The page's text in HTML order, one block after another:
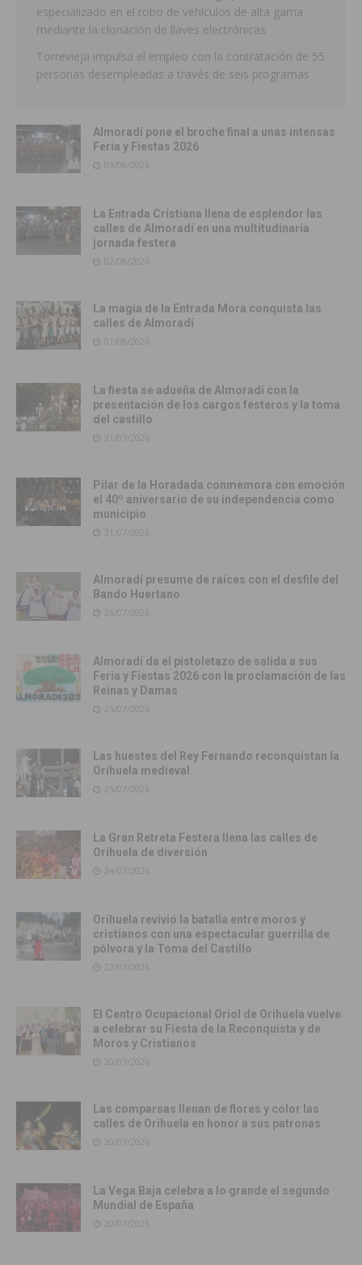
especializado en el robo de vehículos de alta gama
mediante la clonación de llaves electrónicas
Torrevieja impulsa el empleo con la contratación de 55
personas desempleadas a través de seis programas
Almoradí pone el broche final a unas intensas
Feria y Fiestas 2026
03/08/2026
La Entrada Cristiana llena de esplendor las
calles de Almoradí en una multitudinaria
jornada festera
02/08/2026
La magia de la Entrada Mora conquista las
calles de Almoradí
01/08/2026
La fiesta se adueña de Almoradí con la
presentación de los cargos festeros y la toma
del castillo
31/07/2026
Pilar de la Horadada conmemora con emoción
el 40º aniversario de su independencia como
municipio
31/07/2026
Almoradí presume de raíces con el desfile del
Bando Huertano
26/07/2026
Almoradí da el pistoletazo de salida a sus
Feria y Fiestas 2026 con la proclamación de las
Reinas y Damas
25/07/2026
Las huestes del Rey Fernando reconquistan la
Orihuela medieval
25/07/2026
La Gran Retreta Festera llena las calles de
Orihuela de diversión
24/07/2026
Orihuela revivió la batalla entre moros y
cristianos con una espectacular guerrilla de
pólvora y la Toma del Castillo
22/07/2026
El Centro Ocupacional Oriol de Orihuela vuelve
a celebrar su Fiesta de la Reconquista y de
Moros y Cristianos
20/07/2026
Las comparsas llenan de flores y color las
calles de Orihuela en honor a sus patronas
20/07/2026
La Vega Baja celebra a lo grande el segundo
Mundial de España
20/07/2026